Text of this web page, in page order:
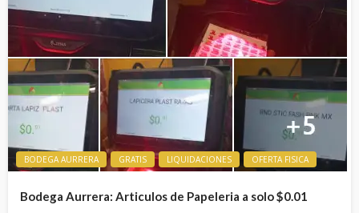
BODEGA AURRERA GRATIS LIQUIDACIONES OFERTA FISICA
Bodega Aurrera: Articulos de Papeleria a solo $0.01